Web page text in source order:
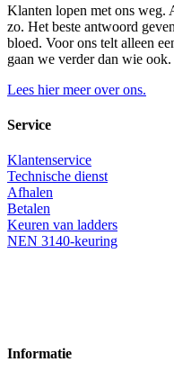
Klanten lopen met ons weg.
zo. Het beste antwoord
bloed. Voor ons telt alleen
gaan we verder dan wie ook.
Lees hier meer over ons.
Service
Klantenservice
Technische dienst
Afhalen
Betalen
Keuren van ladders
NEN 3140-keuring
Informatie